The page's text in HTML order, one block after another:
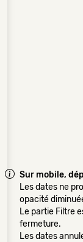
Sur mobile,
Les dates ne
opacité
Le partie Filtre
fermeture.
Les dates